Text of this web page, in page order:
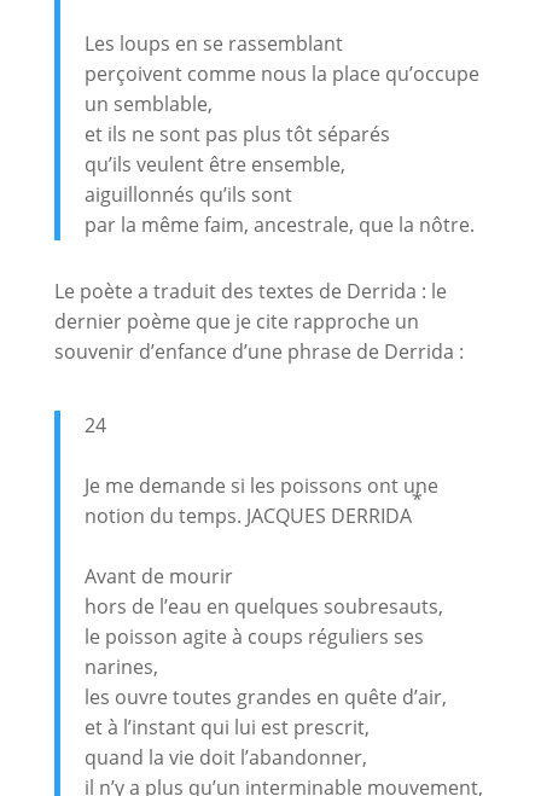
Les loups en se rassemblant
perçoivent comme nous la place qu’occupe
un semblable,
et ils ne sont pas plus tôt séparés
qu’ils veulent être ensemble,
aiguillonnés qu’ils sont
par la même faim, ancestrale, que la nôtre.
Le poète a traduit des textes de Derrida : le
dernier poème que je cite rapproche un
souvenir d’enfance d’une phrase de Derrida :
24
Je me demande si les poissons ont une
notion du temps. JACQUES DERRIDA
*
Avant de mourir
hors de l’eau en quelques soubresauts,
le poisson agite à coups réguliers ses
narines,
les ouvre toutes grandes en quête d’air,
et à l’instant qui lui est prescrit,
quand la vie doit l’abandonner,
il n’y a plus qu’un interminable mouvement,